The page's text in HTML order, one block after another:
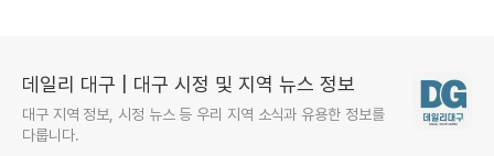
데일리 대구 | 대구 시정 및 지역 뉴스 정보
대구 지역 정보, 시정 뉴스 등 우리 지역 소식과 유용한 정보를
다룹니다.